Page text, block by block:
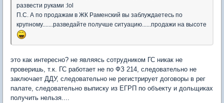
развести руками :lol
П.С. А по продажам в ЖК Раменский вы заблуждаетесь по
крупному.......разведайте получше ситуацию......продажи на высоте
это как интересно? не являясь сотрудником ГС никак не
проверишь, т.к. ГС работает не по ФЗ 214, следовательно не
заключает ДДУ, следовательно не регистрирует договоры в рег
палате, следовательно выписку из ЕГРП по объекту и дольщиках
получить нельзя....